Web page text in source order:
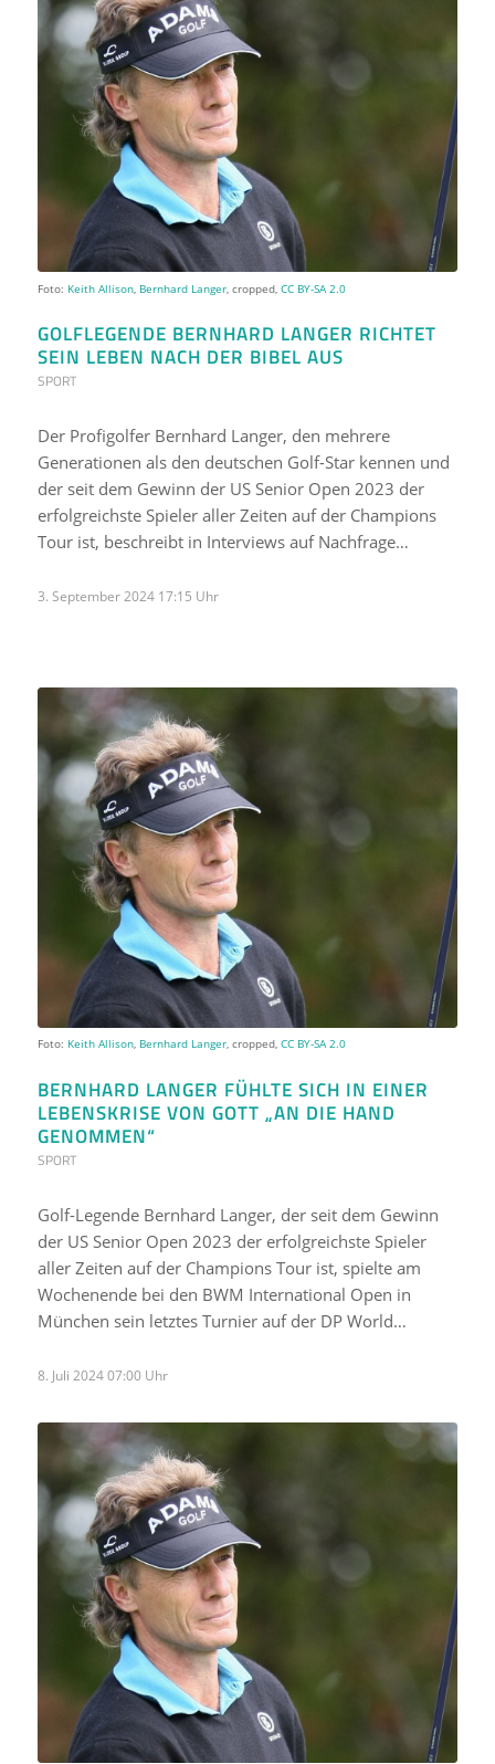
Foto: Keith Allison, Bernhard Langer, cropped, CC BY-SA 2.0
GOLFLEGENDE BERNHARD LANGER RICHTET
SEIN LEBEN NACH DER BIBEL AUS
SPORT
Der Profigolfer Bernhard Langer, den mehrere
Generationen als den deutschen Golf-Star kennen und
der seit dem Gewinn der US Senior Open 2023 der
erfolgreichste Spieler aller Zeiten auf der Champions
Tour ist, beschreibt in Interviews auf Nachfrage…
3. September 2024 17:15 Uhr
Foto: Keith Allison, Bernhard Langer, cropped, CC BY-SA 2.0
BERNHARD LANGER FÜHLTE SICH IN EINER
LEBENSKRISE VON GOTT „AN DIE HAND
GENOMMEN“
SPORT
Golf-Legende Bernhard Langer, der seit dem Gewinn
der US Senior Open 2023 der erfolgreichste Spieler
aller Zeiten auf der Champions Tour ist, spielte am
Wochenende bei den BWM International Open in
München sein letztes Turnier auf der DP World…
8. Juli 2024 07:00 Uhr